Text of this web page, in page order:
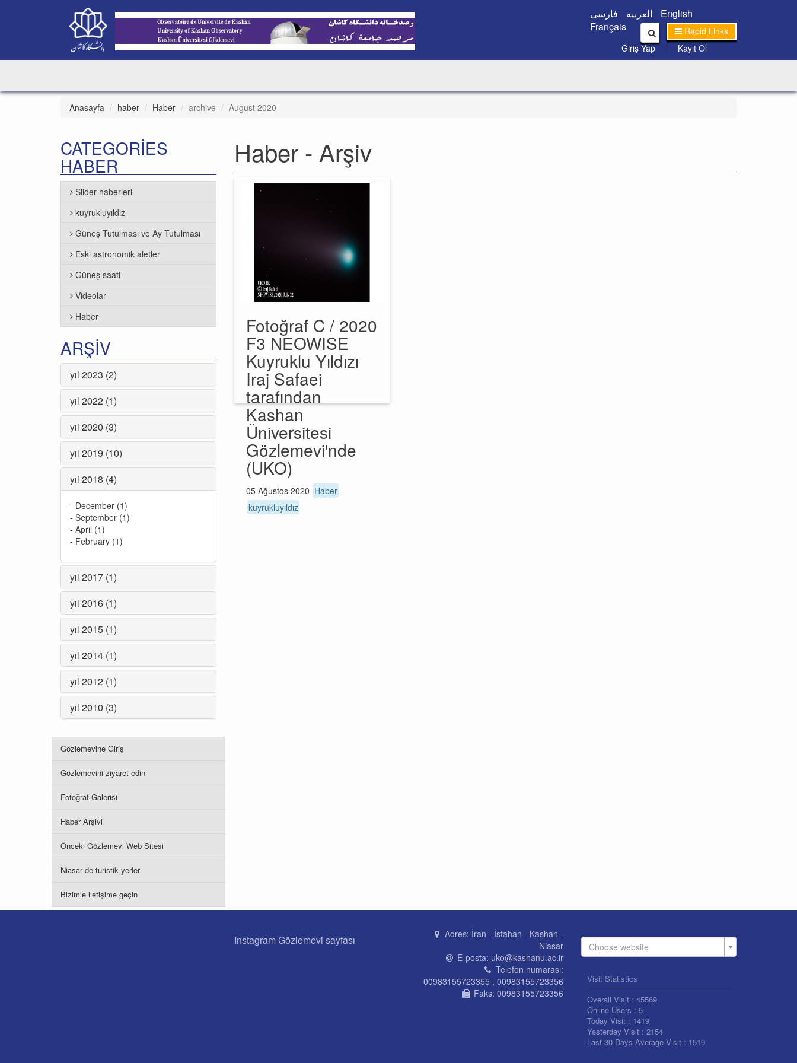
فارسی العربیه
English
Français
Giriş Yap | Kayıt Ol
Rapid Links
Anasayfa haber Haber archive August 2020
Haber - Arşiv
Fotoğraf C / 2020
F3 NEOWISE
Kuyruklu Yıldızı
Iraj Safaei
tarafından
Kashan
Üniversitesi
Gözlemevi'nde
(UKO)
05 Ağustos 2020 Haber
kuyrukluyıldız
CATEGORIES
HABER
Slider haberleri
kuyrukluyıldız
Güneş Tutulması ve Ay Tutulması
Eski astronomik aletler
Güneş saati
Videolar
Haber
ARŞIV
yıl 2023 (2)
yıl 2022 (1)
yıl 2020 (3)
yıl 2019 (10)
yıl 2018 (4)
- December (1)
- September (1)
- April (1)
- February (1)
yıl 2017 (1)
yıl 2016 (1)
yıl 2015 (1)
yıl 2014 (1)
yıl 2012 (1)
yıl 2010 (3)
Gözlemevine Giriş
Gözlemevini ziyaret edin
Fotoğraf Galerisi
Haber Arşivi
Önceki Gözlemevi Web Sitesi
Niasar de turistik yerler
Bizimle iletişime geçin
Instagram Gözlemevi sayfası Adres: İran - İsfahan - Kashan -
Niasar
E-posta: uko@kashanu.ac.ir
Telefon numarası:
00983155723355 , 00983155723356
Faks: 00983155723356
Choose website
Visit Statistics
Overall Visit : 45569
Online Users : 5
Today Visit : 1419
Yesterday Visit : 2154
Last 30 Days Average Visit : 1519